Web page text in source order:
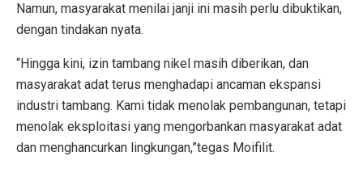
Namun, masyarakat menilai janji ini masih perlu dibuktikan,
dengan tindakan nyata.
“Hingga kini, izin tambang nikel masih diberikan, dan
masyarakat adat terus menghadapi ancaman ekspansi
industri tambang. Kami tidak menolak pembangunan, tetapi
menolak eksploitasi yang mengorbankan masyarakat adat
dan menghancurkan lingkungan,”tegas Moifilit.